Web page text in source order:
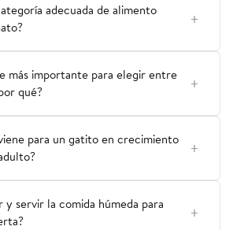
adecuada de alimento
más importante para elegir entre
qué?
para un gatito en crecimiento
y servir la comida húmeda para